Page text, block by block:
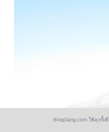
BlogGang.com ใช้คุกกี้